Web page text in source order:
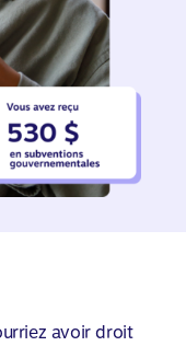
avoir droit